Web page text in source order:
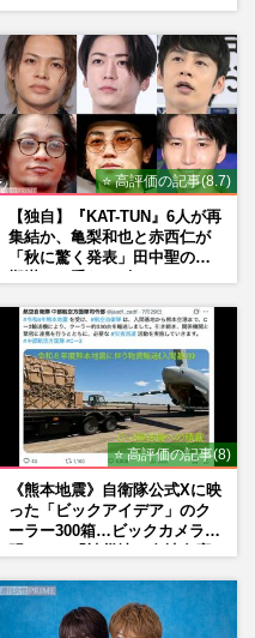
マン長男・櫻井海音だった
⭐ 高評価の記事(8.7)
【独自】『KAT-TUN』6人が再
集結か、亀梨和也と赤西仁が
「秋に驚く発表」田中聖の刑
⭐ 高評価の記事(8)
《熊本地震》自衛隊公式Xに映
った「ビックアイデア」のク
ーラー300箱…ビックカメラが